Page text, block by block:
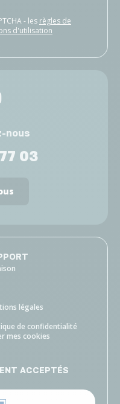
- les règles de
d'utilisation
nous
03
légales
de confidentialité
mes cookies
ACCEPTÉS